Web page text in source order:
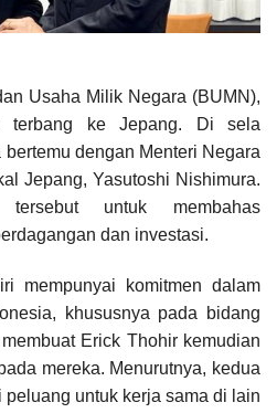
Usaha Milik Negara (BUMN),
terbang ke Jepang. Di sela
dengan Menteri Negara
Jepang, Yasutoshi Nishimura.
tersebut untuk membahas
dan investasi.
mempunyai komitmen dalam
khususnya pada bidang
Erick Thohir kemudian
mereka. Menurutnya, kedua
untuk kerja sama di lain